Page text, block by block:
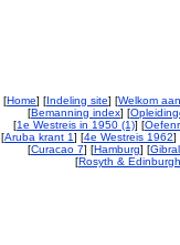
[Home] [Indeling site] [Welkom
[Bemanning index] [
[1e Westreis in 1950 (1)] [
[Aruba krant 1] [4e Westreis 1962]
[Curacao 7] [Hamburg] [
[Rosyth &